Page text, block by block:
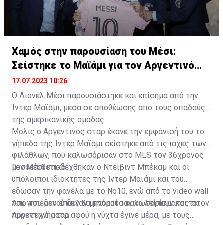
Χαμός στην παρουσίαση του Μέσι:
Σείστηκε το Μαϊάμι για τον Αργεντινό
σταρ
17.07.2023 10:26
Ο Λιονέλ Μέσι παρουσιάστηκε και επίσημα από την
Ίντερ Μαϊάμι, μέσα σε αποθέωσης από τους οπαδούς
της αμερικανικής ομάδας.
Μόλις ο Αργεντινός σταρ έκανε την εμφάνισή του το
γήπεδο της Ίντερ Μαϊάμι σείστηκε από τις ιαχές των
φιλάθλων, που καλωσόρισαν στο MLS τον 36χρονος
μεσοεπιθετικό.
Τον Μέσι υποδέχθηκαν ο Ντέιβιντ Μπέκαμ και οι
υπόλοιποι ιδιοκτήτες της Ίντερ Μαϊάμι και του
έδωσαν την φανέλα με το Νο10, ενώ από το video wall
του γηπέδου έπαιζαν μηνύματα καλωσορίσματος στον
Αργεντινό σταρ.
Από το... μενού δεν θα μπορούσαν να λείπουν και τα
πυροτεχνήματα αφού η νύχτα έγινε μέρα, με τους